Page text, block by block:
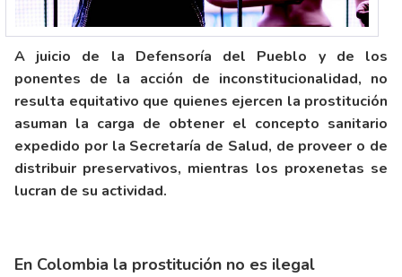
A juicio de la Defensoría del Pueblo y de los
ponentes de la acción de inconstitucionalidad, no
resulta equitativo que quienes ejercen la prostitución
asuman la carga de obtener el concepto sanitario
expedido por la Secretaría de Salud, de proveer o de
distribuir preservativos, mientras los proxenetas se
lucran de su actividad.
En Colombia la prostitución no es ilegal